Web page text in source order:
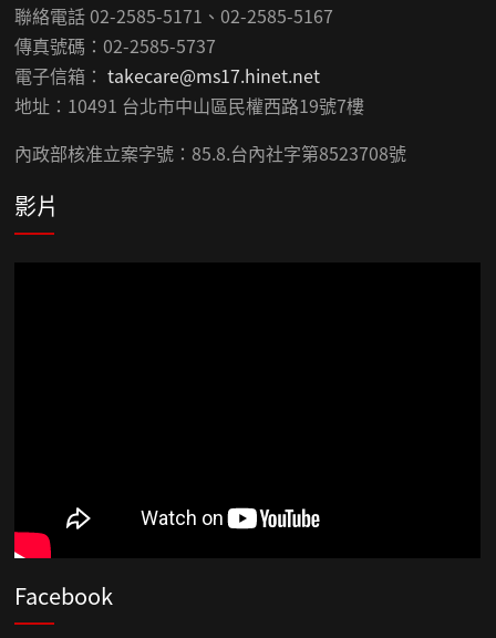
聯絡電話 02-2585-5171、02-2585-5167
傳真號碼：02-2585-5737
電子信箱：takecare@ms17.hinet.net
地址：10491 台北市中山區民權西路19號7樓
內政部核准立案字號：85.8.台內社字第8523708號
影片
Facebook